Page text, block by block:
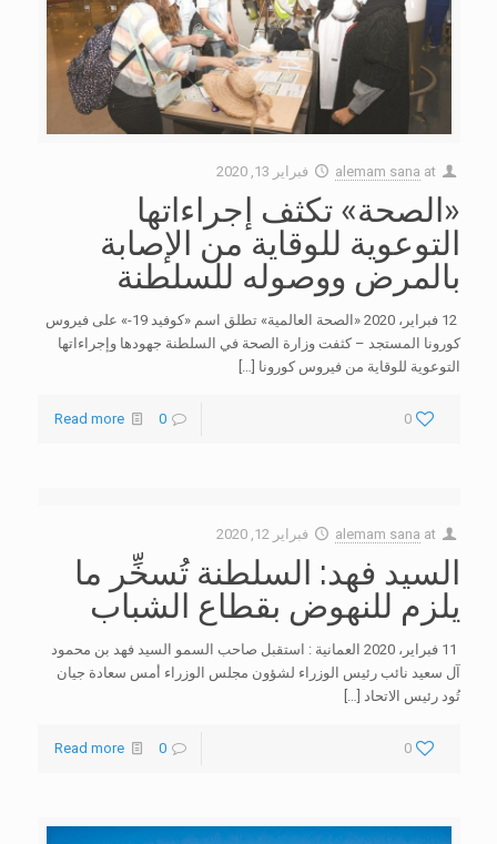
alemam sana at فبراير 13, 2020
«الصحة» تكثف إجراءاتها
التوعوية للوقاية من الإصابة
بالمرض ووصوله للسلطنة
12 فبراير، 2020 «الصحة العالمية» تطلق اسم «كوفيد 19-» على فيروس
كورونا المستجد – كثفت وزارة الصحة في السلطنة جهودها وإجراءاتها
التوعوية للوقاية من فيروس كورونا […]
0
0
Read more
alemam sana at فبراير 12, 2020
السيد فهد: السلطنة تُسخِّر ما
يلزم للنهوض بقطاع الشباب
11 فبراير، 2020 العمانية : استقبل صاحب السمو السيد فهد بن محمود
آل سعيد نائب رئيس الوزراء لشؤون مجلس الوزراء أمس سعادة جيان
تُود رئيس الاتحاد […]
0
0
Read more